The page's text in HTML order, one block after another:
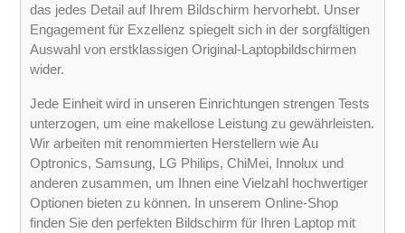
das jedes Detail auf Ihrem Bildschirm hervorhebt. Unser
Engagement für Exzellenz spiegelt sich in der sorgfältigen
Auswahl von erstklassigen Original-Laptopbildschirmen
wider.
Jede Einheit wird in unseren Einrichtungen strengen Tests
unterzogen, um eine makellose Leistung zu gewährleisten.
Wir arbeiten mit renommierten Herstellern wie Au
Optronics, Samsung, LG Philips, ChiMei, Innolux und
anderen zusammen, um Ihnen eine Vielzahl hochwertiger
Optionen bieten zu können. In unserem Online-Shop
finden Sie den perfekten Bildschirm für Ihren Laptop mit